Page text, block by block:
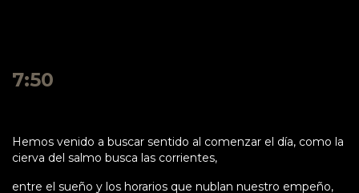
7:50
Hemos venido a buscar sentido al comenzar el día, como la
cierva del salmo busca las corrientes,
entre el sueño y los horarios que nublan nuestro empeño,